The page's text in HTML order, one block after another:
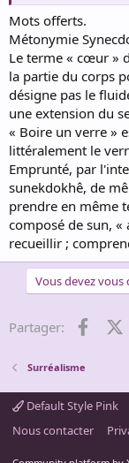
Mots offerts.
Métonymie
Le terme « cœur »
la partie du corps
désigne pas le
une extension du
« Boire un verre »
littéralement le
Emprunté, par
sunekdokhê, de
prendre en même
composé de sun, «
recueillir ;
Vous devez
Partager:
Surréalisme
Default Style Pink
Nous contacter